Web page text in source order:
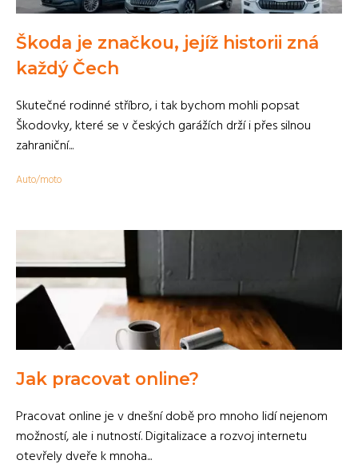
Škoda je značkou, jejíž historii zná
každý Čech
Skutečné rodinné stříbro, i tak bychom mohli popsat
Škodovky, které se v českých garážích drží i přes silnou
zahraniční...
Auto/moto
Jak pracovat online?
Pracovat online je v dnešní době pro mnoho lidí nejenom
možností, ale i nutností. Digitalizace a rozvoj internetu
otevřely dveře k mnoha...